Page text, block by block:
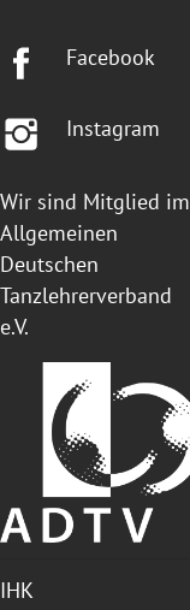
Facebook
Instagram
Wir sind Mitglied im
Allgemeinen
Deutschen
Tanzlehrerverband
e.V.
IHK